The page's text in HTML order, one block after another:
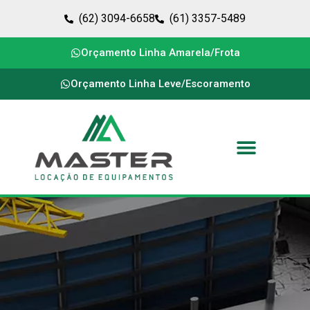
(62) 3094-6658 (61) 3357-5489
Orçamento Linha Amarela/Frota
Orçamento Linha Leve/Escoramento